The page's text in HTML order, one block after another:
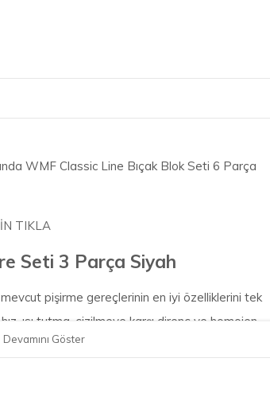
WMF Classic Line Bıçak Blok Seti 6 Parça
TIKLA
Seti 3 Parça Siyah
pişirme gereçlerinin en iyi özelliklerini tek
ısı tutma, çizilmeye karşı direnç ve homojen
sıyrılmak için üretilen Fusiontec Inspire pişirme
Devamını Göster